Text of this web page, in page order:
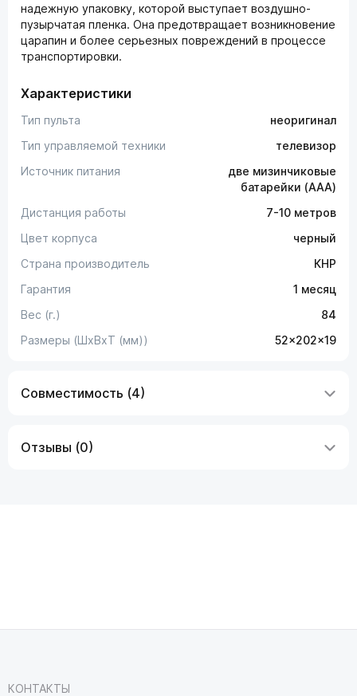
надежную упаковку, которой выступает воздушно-
пузырчатая пленка. Она предотвращает возникновение
царапин и более серьезных повреждений в процессе
транспортировки.
Характеристики
Тип пульта
неоригинал
Тип управляемой техники
телевизор
Источник питания
две мизинчиковые
батарейки (AAA)
Дистанция работы
7-10 метров
Цвет корпуса
черный
Страна производитель
КНР
Гарантия
1 месяц
Вес (г.)
84
Размеры (ШxВxТ (мм))
52x202x19
Совместимость (4)
Отзывы (0)
КОНТАКТЫ